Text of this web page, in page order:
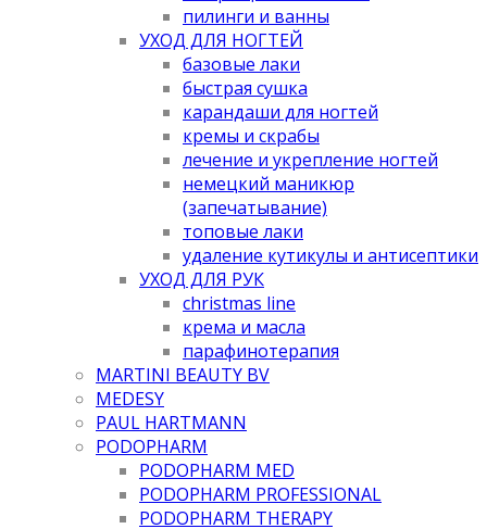
пилинги и ванны
УХОД ДЛЯ НОГТЕЙ
базовые лаки
быстрая сушка
карандаши для ногтей
кремы и скрабы
лечение и укрепление ногтей
немецкий маникюр
(запечатывание)
топовые лаки
удаление кутикулы и антисептики
УХОД ДЛЯ РУК
christmas line
крема и масла
парафинотерапия
MARTINI BEAUTY BV
MEDESY
PAUL HARTMANN
PODOPHARM
PODOPHARM MED
PODOPHARM PROFESSIONAL
PODOPHARM THERAPY